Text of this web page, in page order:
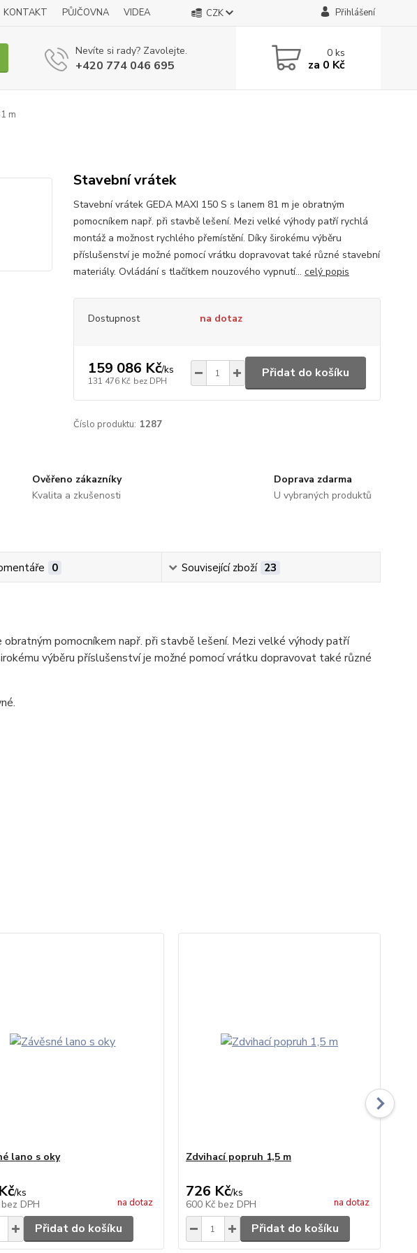
KONTAKT PŮJČOVNA VIDEA CZK Přihlášení
Nevíte si rady? Zavolejte.
+420 774 046 695
0ks
za 0 Kč
m
Stavební vrátek
Stavební vrátek GEDA MAXI 150 S s lanem 81 m je obratným
pomocníkem např. při stavbě lešení. Mezi velké výhody patří rychlá
montáž a možnost rychlého přemístění. Díky širokému výběru
příslušenství je možné pomocí vrátku dopravovat také různé stavební
materiály. Ovládání s tlačítkem nouzového vypnutí... celý popis
Dostupnost na dotaz
159 086 Kč/ks
131 476 Kč bez DPH
Přidat do košíku
Číslo produktu: 1287
Ověřeno zákazníky
Kvalita a zkušenosti
Doprava zdarma
U vybraných produktů
0 Související zboží 23
pomocníkem např. při stavbě lešení. Mezi velké výhody patří
výběru příslušenství je možné pomocí vrátku dopravovat také různé
lano s oky
/ks
bez DPH na dotaz
Přidat do košíku
Zdvihací popruh 1,5 m
726 Kč/ks
600 Kč bez DPH na dotaz
Přidat do košíku